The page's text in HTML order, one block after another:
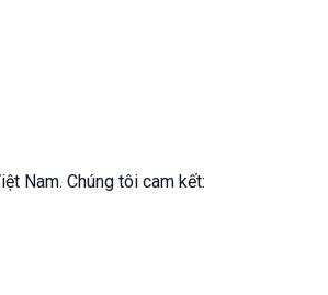
Nam. Chúng tôi cam kết: